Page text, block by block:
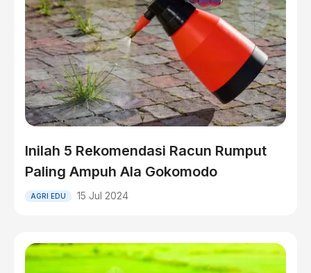
Inilah 5 Rekomendasi Racun Rumput
Paling Ampuh Ala Gokomodo
AGRI EDU 15 Jul 2024